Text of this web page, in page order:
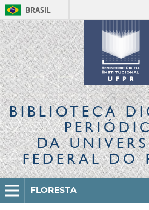
BRASIL
BIBLIOTECA
DA
FEDERAL DO
FLORESTA